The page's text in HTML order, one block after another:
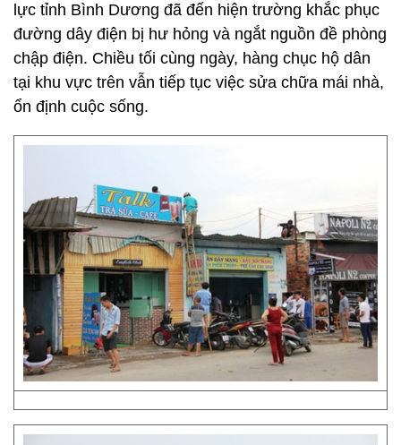
lực tỉnh Bình Dương đã đến hiện trường khắc phục
đường dây điện bị hư hỏng và ngắt nguồn đề phòng
chập điện. Chiều tối cùng ngày, hàng chục hộ dân
tại khu vực trên vẫn tiếp tục việc sửa chữa mái nhà,
ổn định cuộc sống.